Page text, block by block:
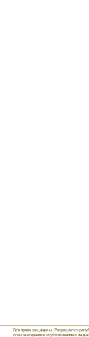
Все права защищены. Разрешается
иных материалов опубликованных на